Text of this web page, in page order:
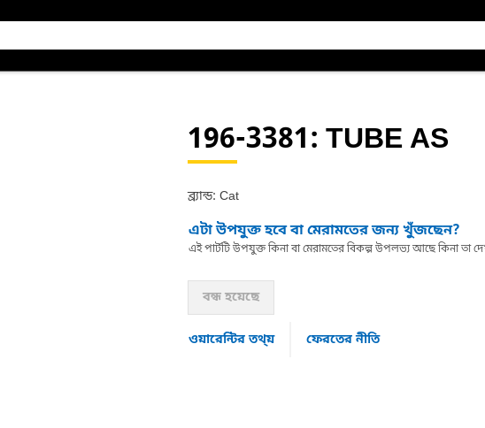
196-3381: TUBE AS
ব্র্যান্ড: Cat
এটা উপযুক্ত হবে বা মেরামতের জন্য খুঁজছেন?
এই পার্টটি উপযুক্ত কিনা বা মেরামতের বিকল্প উপলভ্য আছে কিনা
বন্ধ হয়েছে
ওয়ারেন্টির তথ্য় ফেরতের নীতি